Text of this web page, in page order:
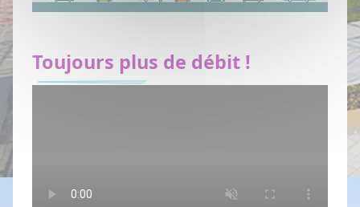
Toujours plus de débit !